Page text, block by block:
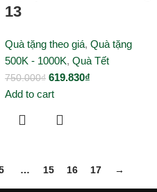
13
Quà tặng theo giá, Quà tặng
500K - 1000K, Quà Tết
750.000₫ 619.830₫
Add to cart
… 15 16 17 →